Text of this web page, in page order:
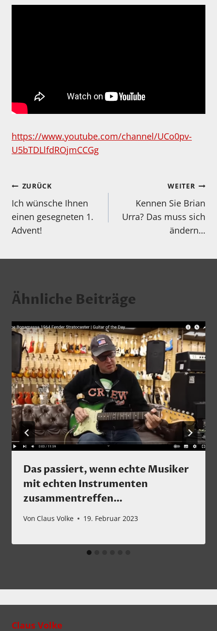
https://www.youtube.com/channel/UCo0pv-
U5bTDLlfdROjmCCGg
Beitragsnavigation
ZURÜCK
Ich wünsche Ihnen
einen gesegneten 1.
Advent!
WEITER
Kennen Sie Brian
Urra? Das muss sich
ändern…
Ähnliche Beiträge
Das passiert, wenn echte Musiker
mit echten Instrumenten
zusammentreffen…
Von Claus Volke 19. Februar 2023
Claus Volke